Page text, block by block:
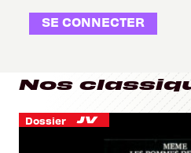
SE CONNECTER
Nos
Dossier